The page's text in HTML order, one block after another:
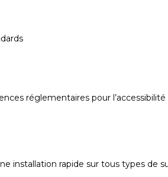
réglementaires pour
installation rapide sur tous types de